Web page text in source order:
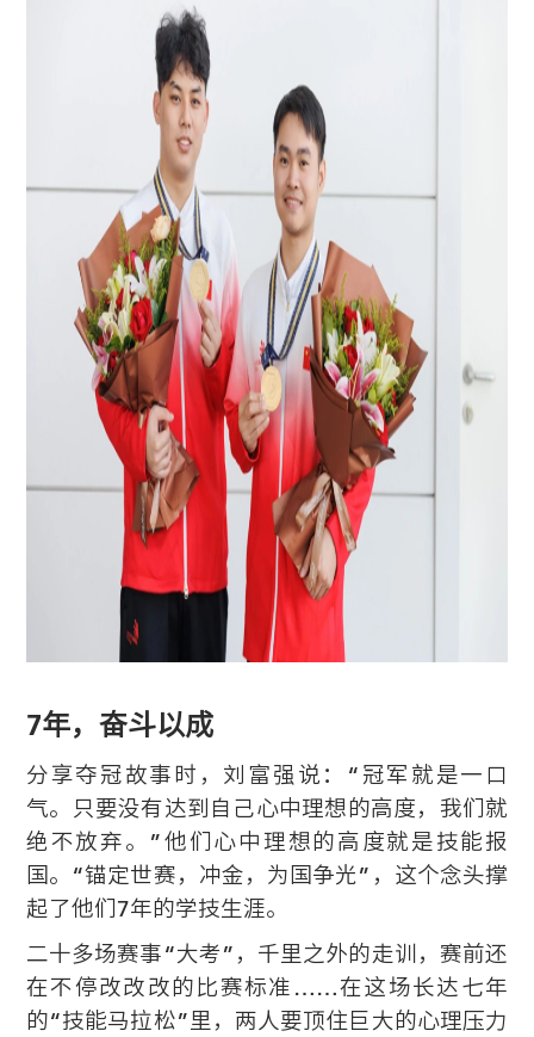
7年，奋斗以成
分享夺冠故事时，刘富强说：“冠军就是一口
气。只要没有达到自己心中理想的高度，我们就
绝不放弃。”他们心中理想的高度就是技能报
国。“锚定世赛，冲金，为国争光”，这个念头撑
起了他们7年的学技生涯。
二十多场赛事“大考”，千里之外的走训，赛前还
在不停改改改的比赛标准……在这场长达七年
的“技能马拉松”里，两人要顶住巨大的心理压力